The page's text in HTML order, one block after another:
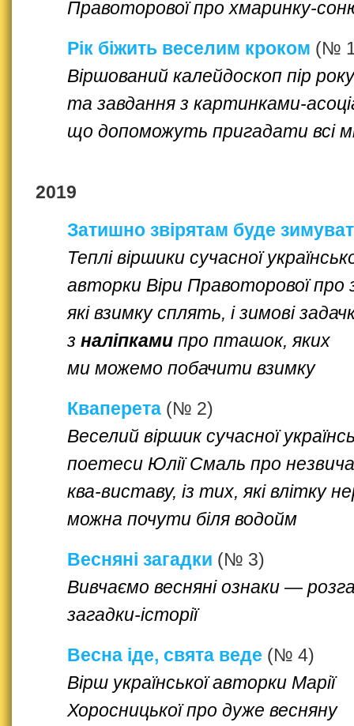
Правоторової про хмаринку-
Рік біжить веселим кроком (№
Віршований калейдоскоп пір року
та завдання з картинками-
що допоможуть пригадати всі
2019
Затишно звірятам буде
Теплі віршики сучасної
авторки Віри Правоторової про
які взимку сплять, і зимові
з наліпками про пташок, яких
ми можемо побачити взимку
Кваперета (№ 2)
Веселий віршик сучасної
поетеси Юлії Смаль про
ква-виставу, із тих, які влітку
можна почути біля водойм
Весняні загадки (№ 3)
Вивчаємо весняні ознаки —
загадки-історії
Весна іде, свята веде (№ 4)
Вірш української авторки Марії
Хоросницької про дуже весняну